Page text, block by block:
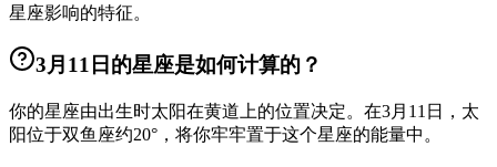
星座影响的特征。
3月11日的星座是如何计算的？
你的星座由出生时太阳在黄道上的位置决定。在3月11日，太
阳位于双鱼座约20°，将你牢牢置于这个星座的能量中。